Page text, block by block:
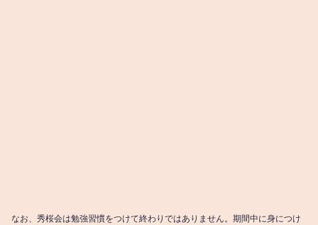
なお、秀桜会は勉強習慣をつけて終わりではありません。期間中に身につけ